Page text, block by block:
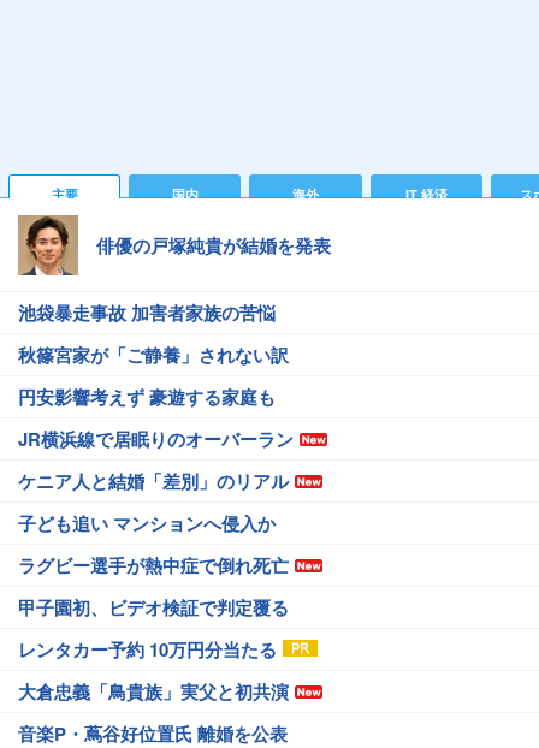
主要 国内 海外 IT 経済 ス
俳優の戸塚純貴が結婚を発表
池袋暴走事故 加害者家族の苦悩
秋篠宮家が「ご静養」されない訳
円安影響考えず 豪遊する家庭も
JR横浜線で居眠りのオーバーラン
ケニア人と結婚「差別」のリアル
子ども追い マンションへ侵入か
ラグビー選手が熱中症で倒れ死亡
甲子園初、ビデオ検証で判定覆る
レンタカー予約 10万円分当たる
大倉忠義「鳥貴族」実父と初共演
音楽P・蔦谷好位置氏 離婚を公表